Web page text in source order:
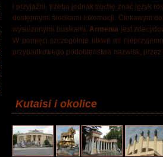
i przyjaźni, trzeba jednak trochę znać język
dostępnymi środkami lokomocji. Ciekawym
wysłużonymi busikami.Armenia jest
W pamięci szczególnie utkwił mi
przypadkowego podobieństwa nazwisk,
Kutaisi i okolice